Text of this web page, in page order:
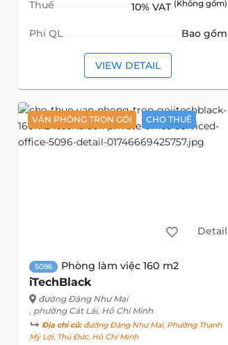
Thuế 10% VAT (Không gồm)
Phí QL Bao gồm
VIEW DETAIL
VĂN PHÒNG TRỌN GÓI CHO THUÊ
Detail
5096 Phòng làm việc 160 m2
iTechBlack
đường Đặng Như Mai
, phường Cát Lái, Hồ Chí Minh
Địa chỉ cũ:đường Đặng Như Mai, Phường Thạnh
Mỹ Lợi, Thủ Đức, Hồ Chí Minh